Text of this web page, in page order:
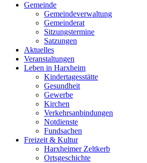
Gemeinde
Gemeindeverwaltung
Gemeinderat
Sitzungstermine
Satzungen
Aktuelles
Veranstaltungen
Leben in Harxheim
Kindertagesstätte
Gesundheit
Gewerbe
Kirchen
Verkehrsanbindungen
Notdienste
Fundsachen
Freizeit & Kultur
Harxheimer Zeltkerb
Ortsgeschichte